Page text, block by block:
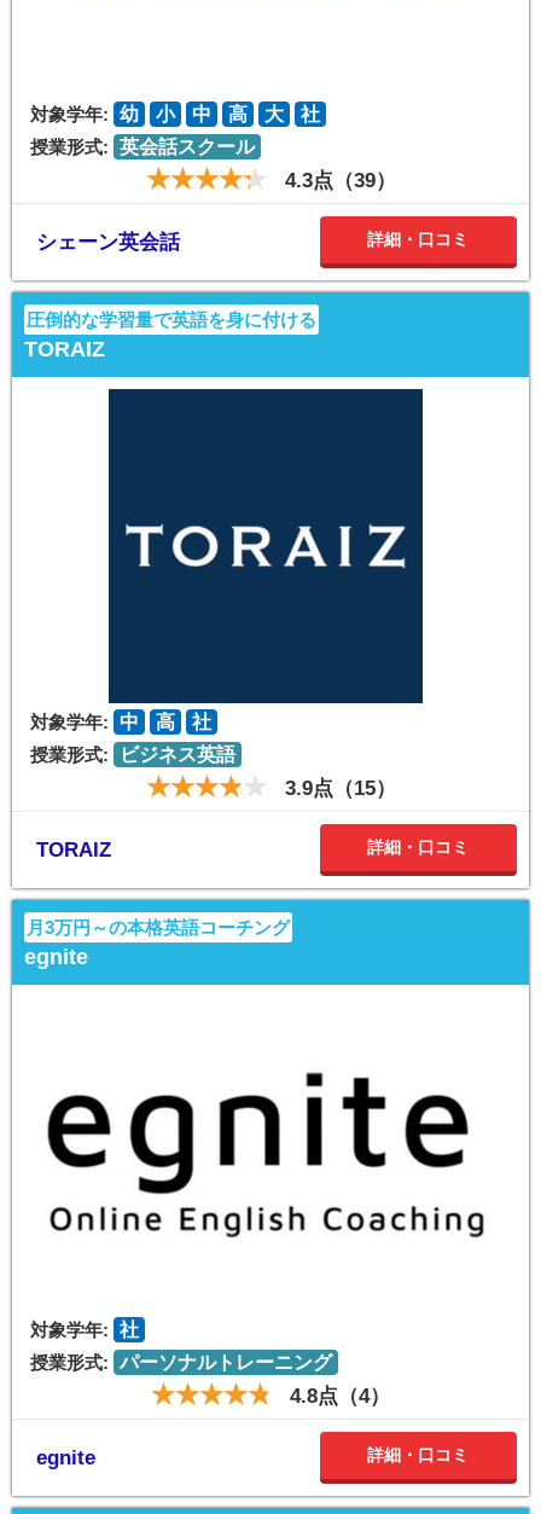
対象学年: 幼 小 中 高 大
社
授業形式: 英会話スクール
4.3点（39）
シェーン英会話 詳細・口コミ
圧倒的な学習量で英語を身に付ける
TORAIZ
対象学年: 中 高
社
授業形式:
ビジネス英語
3.9点（15）
TORAIZ 詳細・口コミ
月3万円～の本格英語コーチング
egnite
対象学年: 社
授業形式: パーソナルトレーニング
4.8点（4）
egnite 詳細・口コミ